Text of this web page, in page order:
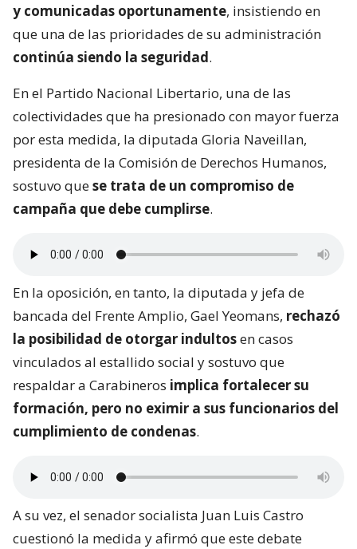
y comunicadas oportunamente, insistiendo en
que una de las prioridades de su administración
continúa siendo la seguridad.
En el Partido Nacional Libertario, una de las
colectividades que ha presionado con mayor fuerza
por esta medida, la diputada Gloria Naveillan,
presidenta de la Comisión de Derechos Humanos,
sostuvo quese trata de un compromiso de
campaña que debe cumplirse.
En la oposición, en tanto, la diputada y jefa de
bancada del Frente Amplio, Gael Yeomans, rechazó
la posibilidad de otorgar indultosen casos
vinculados al estallido social y sostuvo que
respaldar a Carabineros implica fortalecer su
formación, pero no eximir a sus funcionarios del
cumplimiento de condenas.
A su vez, el senador socialista Juan Luis Castro
cuestionó la medida y afirmó que este debate